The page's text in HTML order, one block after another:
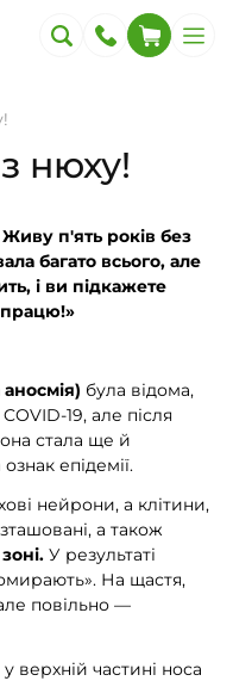
нюху!
п'ять років без
багато всього, але
і ви підкажете
була відома,
19, але після
стала ще й
епідемії.
нейрони, а клітини,
а також
У результаті
На щастя,
повільно —
верхній частині носа